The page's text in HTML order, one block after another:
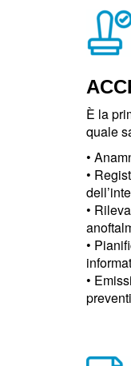
È la
quale
•
•
•
•
•